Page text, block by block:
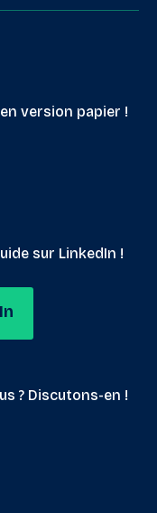
version papier !
sur LinkedIn !
? Discutons-en !